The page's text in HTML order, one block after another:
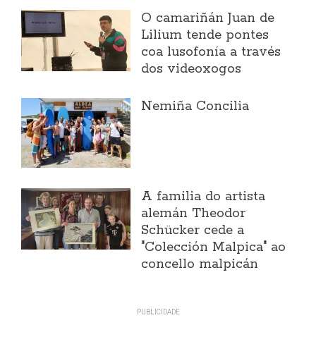
O camariñán Juan de
Lilium tende pontes
coa lusofonía a través
dos videoxogos
Nemiña Concilia
A familia do artista
alemán Theodor
Schücker cede a
"Colección Malpica" ao
concello malpicán